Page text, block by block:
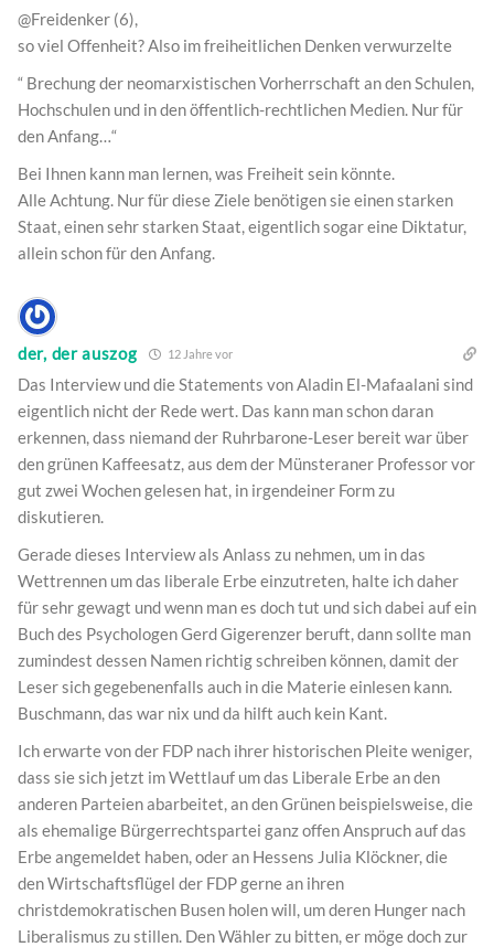
@Freidenker (6),
so viel Offenheit? Also im freiheitlichen Denken verwurzelte
“ Brechung der neomarxistischen Vorherrschaft an den Schulen,
Hochschulen und in den öffentlich-rechtlichen Medien. Nur für
den Anfang…“
Bei Ihnen kann man lernen, was Freiheit sein könnte.
Alle Achtung. Nur für diese Ziele benötigen sie einen starken
Staat, einen sehr starken Staat, eigentlich sogar eine Diktatur,
allein schon für den Anfang.
der, der auszog 12 Jahre vor
Das Interview und die Statements von Aladin El-Mafaalani sind
eigentlich nicht der Rede wert. Das kann man schon daran
erkennen, dass niemand der Ruhrbarone-Leser bereit war über
den grünen Kaffeesatz, aus dem der Münsteraner Professor vor
gut zwei Wochen gelesen hat, in irgendeiner Form zu
diskutieren.
Gerade dieses Interview als Anlass zu nehmen, um in das
Wettrennen um das liberale Erbe einzutreten, halte ich daher
für sehr gewagt und wenn man es doch tut und sich dabei auf ein
Buch des Psychologen Gerd Gigerenzer beruft, dann sollte man
zumindest dessen Namen richtig schreiben können, damit der
Leser sich gegebenenfalls auch in die Materie einlesen kann.
Buschmann, das war nix und da hilft auch kein Kant.
Ich erwarte von der FDP nach ihrer historischen Pleite weniger,
dass sie sich jetzt im Wettlauf um das Liberale Erbe an den
anderen Parteien abarbeitet, an den Grünen beispielsweise, die
als ehemalige Bürgerrechtspartei ganz offen Anspruch auf das
Erbe angemeldet haben, oder an Hessens Julia Klöckner, die
den Wirtschaftsflügel der FDP gerne an ihren
christdemokratischen Busen holen will, um deren Hunger nach
Liberalismus zu stillen. Den Wähler zu bitten, er möge doch zur